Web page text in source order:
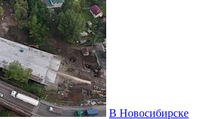
В Новосибирске